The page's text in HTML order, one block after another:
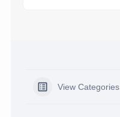
View Categories